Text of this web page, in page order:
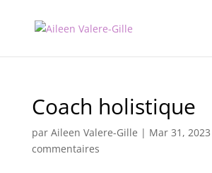
Coach holistique
par Aileen Valere-Gille | Mar 31, 2023
commentaires